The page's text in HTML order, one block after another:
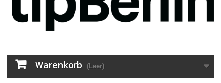
Warenkorb (Leer)